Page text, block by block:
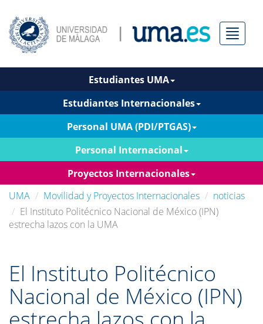
Menú
Estudiantes UMA
Estudiantes Internacionales
Personal UMA (PDI/PTGAS)
Personal Internacional
Proyectos Internacionales
UMA
Movilidad y Proyectos Internacionales
noticias
El Instituto Politécnico Nacional de México (IPN)
estrecha lazos con la UMA
El Instituto Politécnico
Nacional de México (IPN)